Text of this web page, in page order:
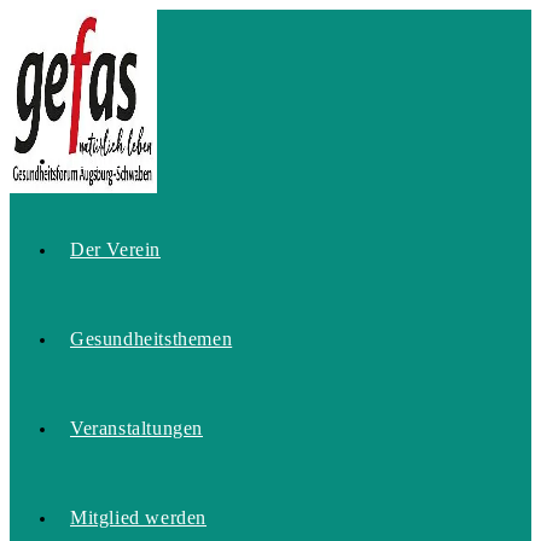
Inhalt
springen
Home
Der Verein
Gesundheitsthemen
Veranstaltungen
Mitglied werden